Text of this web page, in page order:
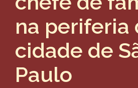
na periferia
cidade de
Paulo